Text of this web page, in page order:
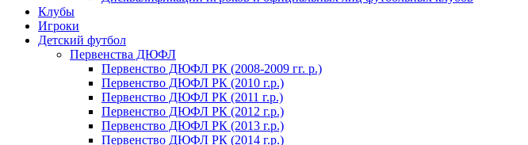
Клубы
Игроки
Детский футбол
Первенства ДЮФЛ
Первенство ДЮФЛ РК (2008-2009 гг. р.)
Первенство ДЮФЛ РК (2010 г.р.)
Первенство ДЮФЛ РК (2011 г.р.)
Первенство ДЮФЛ РК (2012 г.р.)
Первенство ДЮФЛ РК (2013 г.р.)
Первенство ДЮФЛ РК (2014 г.р.)